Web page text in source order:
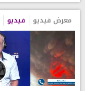
معرض فيديو فيديو